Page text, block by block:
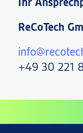
Ihr
ReCoTech
+49 30 221